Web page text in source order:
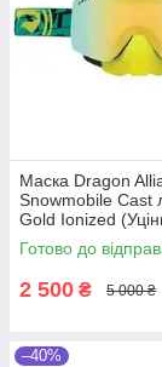
Маска Dragon
Snowmobile Cast
Gold Ionized
Готово до
2 500 ₴ 5 000 ₴
–40%